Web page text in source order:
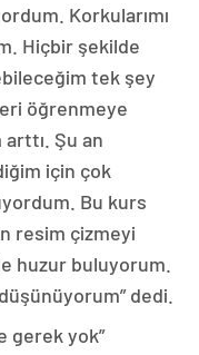
Korkularımı
Hiçbir şekilde
tek şey
öğrenmeye
Şu an
için çok
Bu kurs
resim çizmeyi
huzur buluyorum.
dedi.
gerek yok”